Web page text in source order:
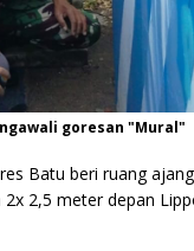
goresan "Mural"
Batu beri ruang
2,5 meter depan